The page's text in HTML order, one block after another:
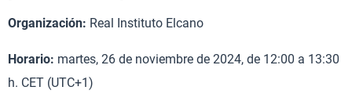
Organización: Real Instituto Elcano
Horario: martes, 26 de noviembre de 2024, de 12:00 a 13:30
h. CET (UTC+1)